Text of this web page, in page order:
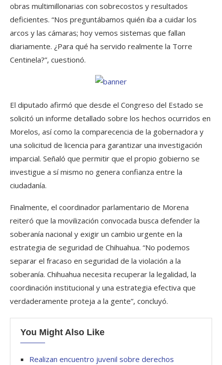
obras multimillonarias con sobrecostos y resultados
deficientes. “Nos preguntábamos quién iba a cuidar los
arcos y las cámaras; hoy vemos sistemas que fallan
diariamente. ¿Para qué ha servido realmente la Torre
Centinela?”, cuestionó.
El diputado afirmó que desde el Congreso del Estado se
solicitó un informe detallado sobre los hechos ocurridos en
Morelos, así como la comparecencia de la gobernadora y
una solicitud de licencia para garantizar una investigación
imparcial. Señaló que permitir que el propio gobierno se
investigue a sí mismo no genera confianza entre la
ciudadanía.
Finalmente, el coordinador parlamentario de Morena
reiteró que la movilización convocada busca defender la
soberanía nacional y exigir un cambio urgente en la
estrategia de seguridad de Chihuahua. “No podemos
separar el fracaso en seguridad de la violación a la
soberanía. Chihuahua necesita recuperar la legalidad, la
coordinación institucional y una estrategia efectiva que
verdaderamente proteja a la gente”, concluyó.
You Might Also Like
Realizan encuentro juvenil sobre derechos